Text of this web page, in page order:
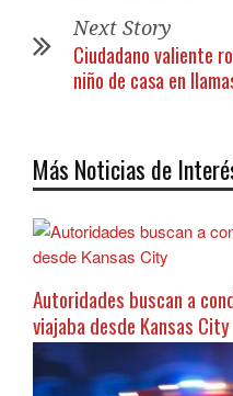
Next Story
Ciudadano valiente
niño de casa en
Más Noticias de
Autoridades buscan a
viajaba desde Kansas City